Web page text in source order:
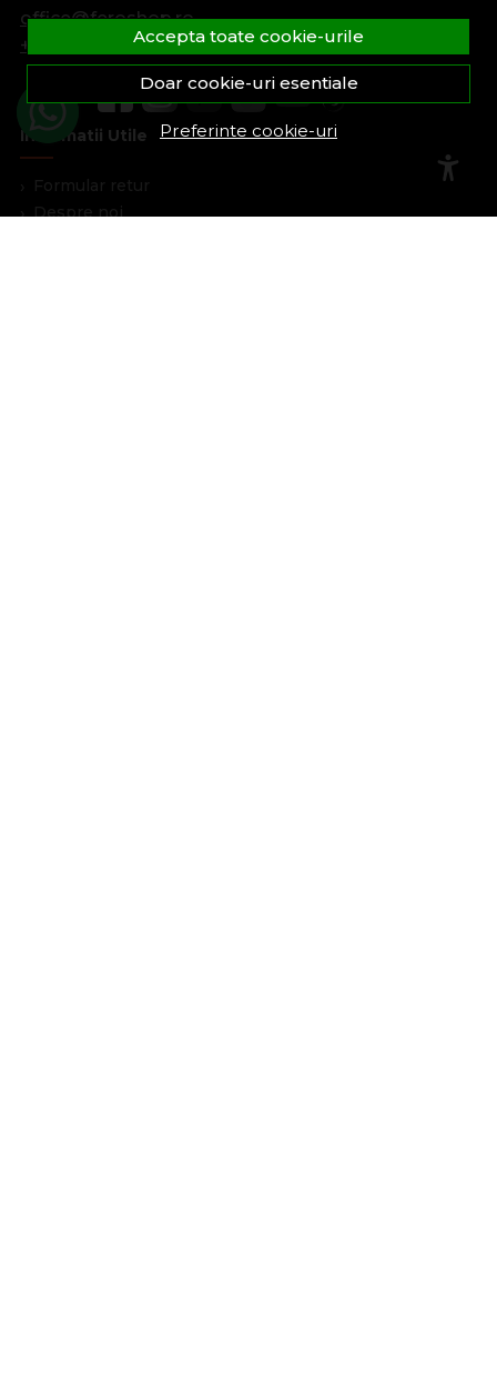
Accepta toate cookie-urile
Doar cookie-uri esentiale
Preferinte cookie-uri
office@feroshop.ro
+40 311 100 277
Informatii Utile
Formular retur
Despre noi